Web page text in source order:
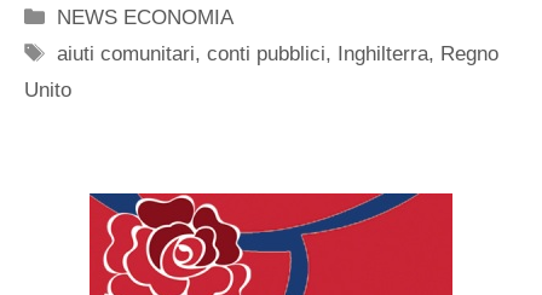
Categorie
NEWS ECONOMIA
Tag
aiuti comunitari,conti pubblici, Inghilterra, Regno
Unito